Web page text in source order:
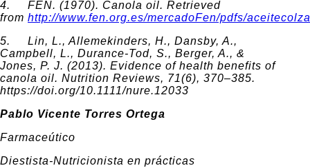
4. FEN. (1970). Canola oil. Retrieved
from http://www.fen.org.es/mercadoFen/pdfs/
5. Lin, L., Allemekinders, H., Dansby, A.,
Campbell, L., Durance-Tod, S., Berger, A., &
Jones, P. J. (2013). Evidence of health benefits of
canola oil. Nutrition Reviews, 71(6), 370–385.
https://doi.org/10.1111/nure.12033
Pablo Vicente Torres Ortega
Farmaceútico
Diestista-Nutricionista en prácticas